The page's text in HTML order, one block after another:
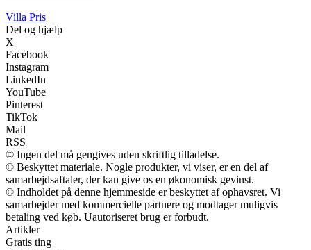
Villa Pris
Del og hjælp
X
Facebook
Instagram
LinkedIn
YouTube
Pinterest
TikTok
Mail
RSS
© Ingen del må gengives uden skriftlig tilladelse.
© Beskyttet materiale. Nogle produkter, vi viser, er en del af
samarbejdsaftaler, der kan give os en økonomisk gevinst.
© Indholdet på denne hjemmeside er beskyttet af ophavsret. Vi
samarbejder med kommercielle partnere og modtager muligvis
betaling ved køb. Uautoriseret brug er forbudt.
Artikler
Gratis ting